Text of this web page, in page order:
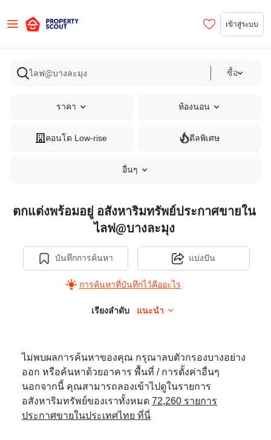
เข้าสู่ระบบ
ซื้อ
ราคา ห้องนอน
คอนโด Low-rise ดีลพิเศษ
อื่นๆ
ตกแต่งพร้อมอยู่ อสังหาริมทรัพย์ประกาศขายใน
ไลฟ@บางละมุง
บันทึกการค้นหา
การค้นหาที่บันทึกไว้คืออะไร
แบ่งปัน
เรียงลำดับ แนะนำ
ไม่พบผลการค้นหาของคุณ กรุณาลบตัวกรองบางอย่าง
ออก หรือค้นหาด้วยอาคาร พื้นที่ / การตั้งค่าอื่นๆ
นอกจากนี้ คุณสามารถลองเข้าไปดูในรายการ
อสังหาริมทรัพย์ของเราทั้งหมด 72,260 รายการ
ประกาศขายในประเทศไทย ที่นี่